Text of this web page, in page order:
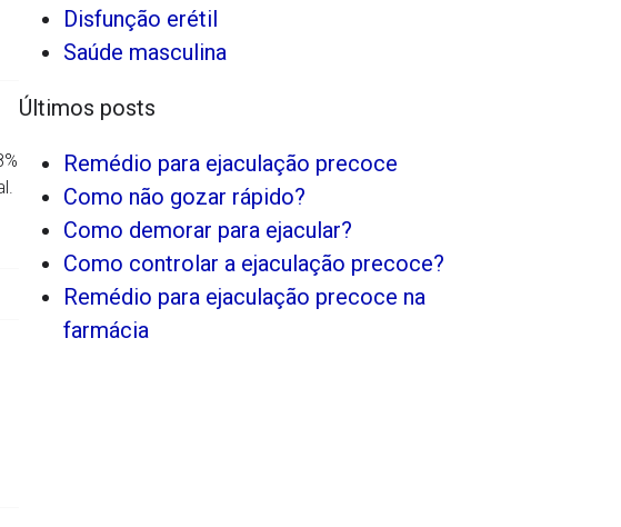
Disfunção erétil
Saúde masculina
Últimos posts
Remédio para ejaculação precoce
Como não gozar rápido?
Como demorar para ejacular?
Como controlar a ejaculação precoce?
Remédio para ejaculação precoce na
farmácia